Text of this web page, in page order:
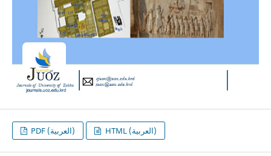
PDF (العربية) HTML (العربية)